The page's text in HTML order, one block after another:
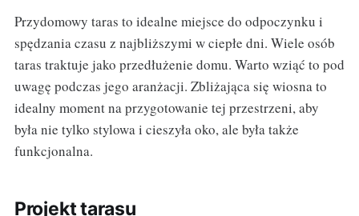
Przydomowy taras to idealne miejsce do odpoczynku i
spędzania czasu z najbliższymi w ciepłe dni. Wiele osób
taras traktuje jako przedłużenie domu. Warto wziąć to pod
uwagę podczas jego aranżacji. Zbliżająca się wiosna to
idealny moment na przygotowanie tej przestrzeni, aby
była nie tylko stylowa i cieszyła oko, ale była także
funkcjonalna.
Projekt tarasu